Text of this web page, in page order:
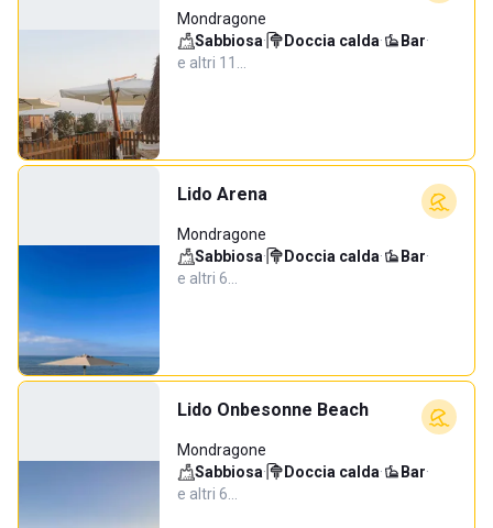
Mondragone
Sabbiosa· Doccia calda· Bar·
e altri 11…
Lido Arena
Mondragone
Sabbiosa· Doccia calda· Bar·
e altri 6…
Lido Onbesonne Beach
Mondragone
Sabbiosa· Doccia calda· Bar·
e altri 6…